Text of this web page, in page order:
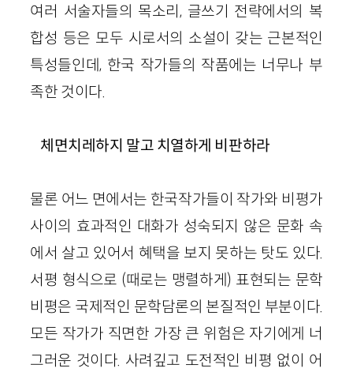
여러 서술자들의 목소리, 글쓰기 전략에서의 복
합성 등은 모두 시로서의 소설이 갖는 근본적인
특성들인데, 한국 작가들의 작품에는 너무나 부
족한 것이다.
체면치레하지 말고 치열하게 비판하라
물론 어느 면에서는 한국작가들이 작가와 비평가
사이의 효과적인 대화가 성숙되지 않은 문화 속
에서 살고 있어서 혜택을 보지 못하는 탓도 있다.
서평 형식으로 (때로는 맹렬하게) 표현되는 문학
비평은 국제적인 문학담론의 본질적인 부분이다.
모든 작가가 직면한 가장 큰 위험은 자기에게 너
그러운 것이다. 사려깊고 도전적인 비평 없이 어